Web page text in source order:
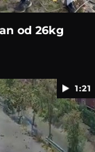
od 26kg
1:21